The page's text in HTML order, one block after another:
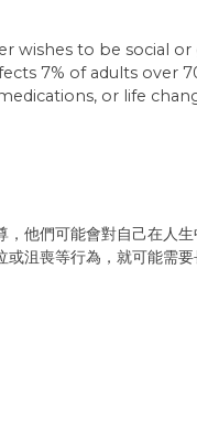
wishes to be social
7% of adults
or life
他們可能會對自己在人
沮喪等行為，就可能需